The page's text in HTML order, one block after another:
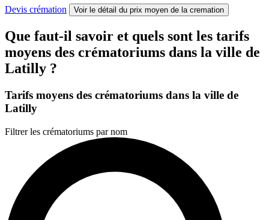
Devis crémation Voir le détail du prix moyen de la cremation
Que faut-il savoir et quels sont les tarifs
moyens des crématoriums dans la ville de
Latilly ?
Tarifs moyens des crématoriums dans la ville de
Latilly
Filtrer les crématoriums par nom